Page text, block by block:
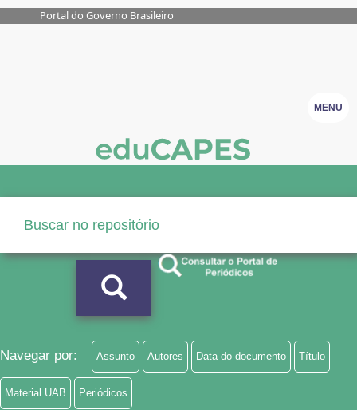
Portal do Governo Brasileiro
MENU
Navegar por: Assunto Autores Data do documento Título
Material UAB Periódicos